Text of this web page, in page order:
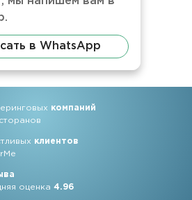
в WhatsApp
компаний
клиентов
оценка4.96